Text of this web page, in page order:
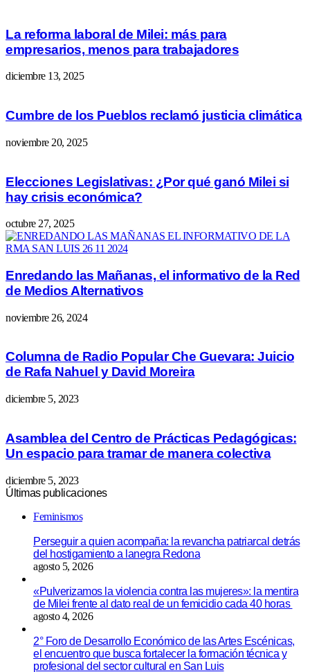
La reforma laboral de Milei: más para
empresarios, menos para trabajadores
diciembre 13, 2025
Cumbre de los Pueblos reclamó justicia climática
noviembre 20, 2025
Elecciones Legislativas: ¿Por qué ganó Milei si
hay crisis económica?
octubre 27, 2025
Enredando las Mañanas, el informativo de la Red
de Medios Alternativos
noviembre 26, 2024
Columna de Radio Popular Che Guevara: Juicio
de Rafa Nahuel y David Moreira
diciembre 5, 2023
Asamblea del Centro de Prácticas Pedagógicas:
Un espacio para tramar de manera colectiva
diciembre 5, 2023
Últimas publicaciones
Feminismos
Perseguir a quien acompaña: la revancha patriarcal detrás
del hostigamiento a lanegra Redona
agosto 5, 2026
«Pulverizamos la violencia contra las mujeres»: la mentira
de Milei frente al dato real de un femicidio cada 40 horas
agosto 4, 2026
2° Foro de Desarrollo Económico de las Artes Escénicas,
el encuentro que busca fortalecer la formación técnica y
profesional del sector cultural en San Luis